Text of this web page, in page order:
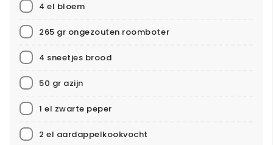
4 el bloem
265 gr ongezouten roomboter
4 sneetjes brood
50 gr azijn
1 el zwarte peper
2 el aardappelkookvocht